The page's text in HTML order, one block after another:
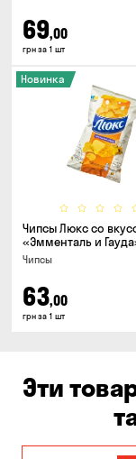
69,00
грн за 1 шт
Новинка
Чипсы Люкс со
«Эмменталь и
Чипсы
63,00
грн за 1 шт
Эти